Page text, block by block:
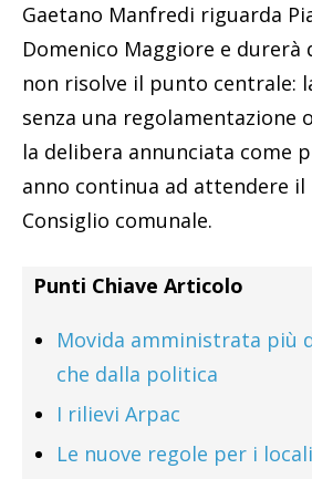
Gaetano Manfredi riguarda
Domenico Maggiore e
non risolve il punto centrale:
senza una regolamentazione
la delibera annunciata come
anno continua ad attendere il
Consiglio comunale.
Punti Chiave Articolo
Movida amministrata più
che dalla politica
I rilievi Arpac
Le nuove regole per i locali